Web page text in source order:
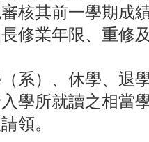
核其前一學期成
修業年限、重修
系）、休學、退
學所就讀之相當
領。